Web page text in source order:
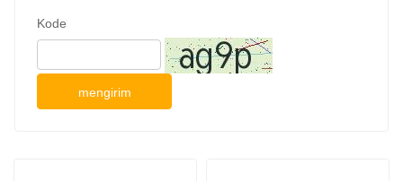
Kode
mengirim